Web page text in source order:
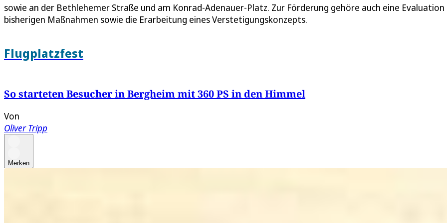
sowie an der Bethlehemer Straße und am Konrad-Adenauer-Platz. Zur Förderung gehöre auch eine Evaluation
bisherigen Maßnahmen sowie die Erarbeitung eines Verstetigungskonzepts.
Flugplatzfest
So starteten Besucher in Bergheim mit 360 PS in den Himmel
Von
Oliver Tripp
Merken